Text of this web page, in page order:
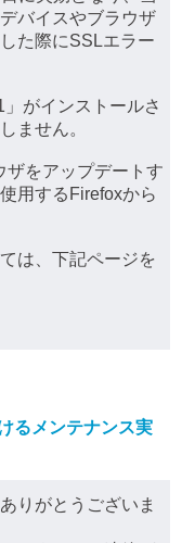
バイスやブラウザ
た際にSSLエラー
がインストールさ
ません。
ザをアップデートす
用するFirefoxから
は、下記ページを
るメンテナンス実
りがとうございま